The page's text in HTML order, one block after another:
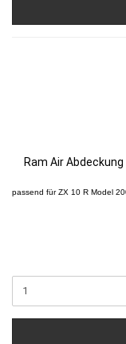
Ram Air Abdeckung
passend fürZX 10 R Model